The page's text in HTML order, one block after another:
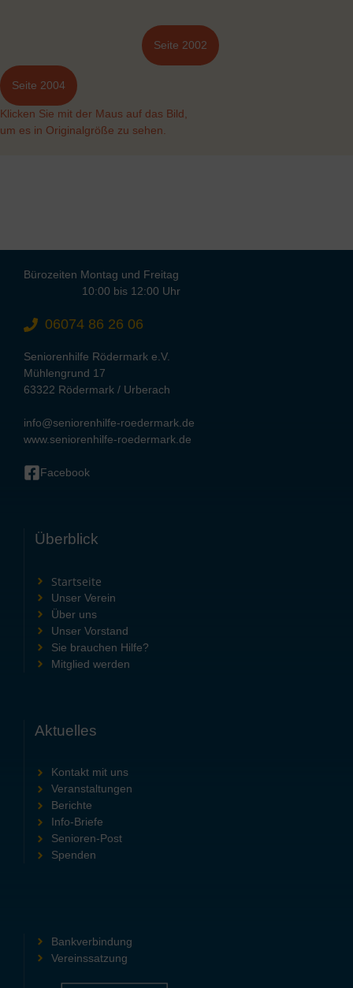
Seite 2002
Seite 2004
Klicken Sie mit der Maus auf das Bild,
um es in Originalgröße zu sehen.
Bürozeiten Montag und Freitag
10:00 bis 12:00 Uhr
06074 86 26 06
Seniorenhilfe Rödermark e.V.
Mühlengrund 17
63322 Rödermark / Urberach
info@seniorenhilfe-roedermark.de
www.seniorenhilfe-roedermark.de
Facebook
Überblick
Startseite
Unser Verein
Über uns
Unser Vorstand
Sie brauchen Hilfe?
Mitglied werden
Aktuelles
Kontakt mit uns
Veranstaltungen
Berichte
Info-Briefe
Senioren-Post
Spenden
Bankverbindung
Vereinssatzung